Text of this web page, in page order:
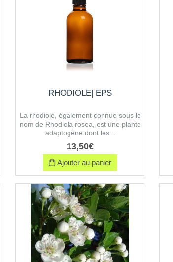
RHODIOLE| EPS
La rhodiole, également connue sous le
nom de Rhodiola rosea, est une plante
adaptogène dont les...
13,50€
Ajouter au panier